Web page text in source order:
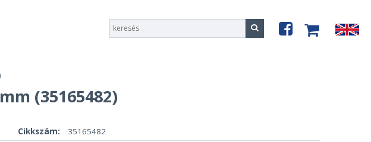
(35165482)
Cikkszám:
35165482